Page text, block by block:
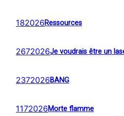
182026Ressources
2672026Je voudrais être un
2372026BANG
1172026Morte flamme